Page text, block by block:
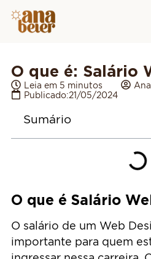
O que é: Salário
Leia em 5 minutos
Publicado:21/05/2024
Sumário
O que é Salário
O salário de um Web
importante para quem